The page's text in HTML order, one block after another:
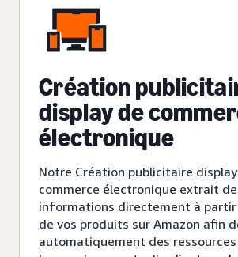
Création
display de
électronique
Notre Création publicitaire
commerce électronique extrait
informations directement à partir
de vos produits sur Amazon afin
automatiquement des